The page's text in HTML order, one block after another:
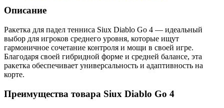
Описание
Ракетка для падел тенниса Siux Diablo Go 4 — идеальный
выбор для игроков среднего уровня, которые ищут
гармоничное сочетание контроля и мощи в своей игре.
Благодаря своей гибридной форме и средней балансе, эта
ракетка обеспечивает универсальность и адаптивность на
корте.
Преимущества товара Siux Diablo Go 4